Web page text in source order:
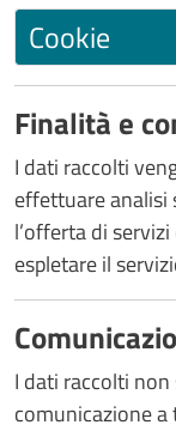
Cookie
Finalità e
I dati raccolti
effettuare analisi
l’offerta di
espletare il
I dati raccolti
comunicazione a